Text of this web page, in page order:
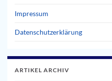
Impressum
Datenschutzerklärung
ARTIKEL ARCHIV